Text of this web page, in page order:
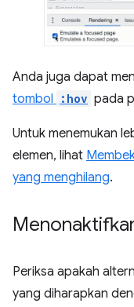
Anda juga dapat
tombol
:hov pada
Untuk menemukan
elemen, lihat
yang menghilang.
Periksa apakah
yang diharapkan